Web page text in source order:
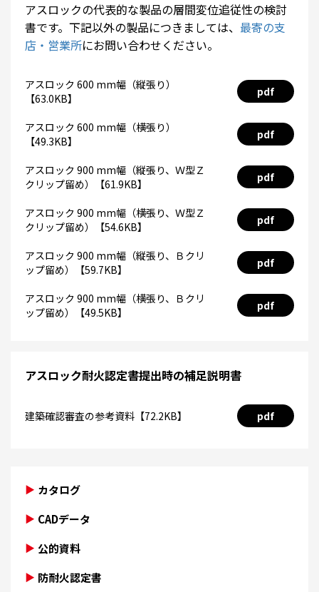
アスロックの代表的な製品の層間変位追従性の検討
書です。下記以外の製品につきましては、 最寄の支
店・営業所にお問い合わせください。
アスロック 600 mm幅（縦張り）
【63.0KB】
pdf
アスロック 600 mm幅（横張り）
【49.3KB】
pdf
アスロック 900 mm幅（縦張り、Ｗ型Ｚ
クリップ留め）【61.9KB】
pdf
アスロック 900 mm幅（横張り、Ｗ型Ｚ
クリップ留め）【54.6KB】
pdf
アスロック 900 mm幅（縦張り、Ｂクリ
ップ留め）【59.7KB】
pdf
アスロック 900 mm幅（横張り、Ｂクリ
ップ留め）【49.5KB】
pdf
アスロック耐火認定書提出時の補足説明書
建築確認審査の参考資料【72.2KB】 pdf
カタログ
CADデータ
公的資料
防耐火認定書